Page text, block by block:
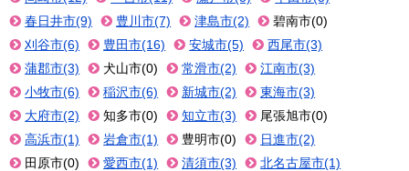
春日井市(9)
豊川市(7) 津島市(2)
碧南市(0)
刈谷市(6)
豊田市(16) 安城市(5)
西尾市(3)
蒲郡市(3)
犬山市(0) 常滑市(2)
江南市(3)
小牧市(6)
稲沢市(6) 新城市(2)
東海市(3)
大府市(2)
知多市(0) 知立市(3)
尾張旭市(0)
高浜市(1)
岩倉市(1) 豊明市(0)
日進市(2)
田原市(0)
愛西市(1) 清須市(3)
北名古屋市(1)